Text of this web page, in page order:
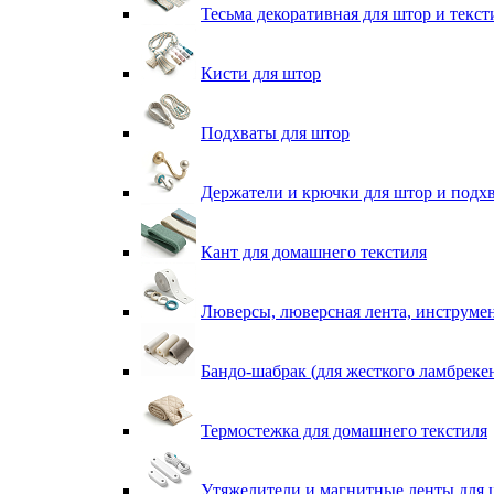
Тесьма декоративная для штор и
Кисти для штор
Подхваты для штор
Держатели и крючки для штор и
Кант для домашнего текстиля
Люверсы, люверсная лента,
Бандо-шабрак (для жесткого
Термостежка для домашнего текстиля
Утяжелители и магнитные ленты для